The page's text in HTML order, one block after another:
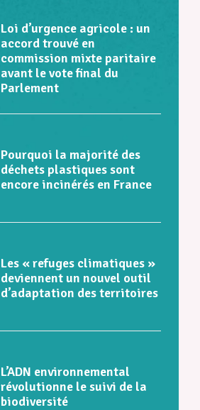
Loi d’urgence agricole : un
accord trouvé en
commission mixte paritaire
avant le vote final du
Parlement
Pourquoi la majorité des
déchets plastiques sont
encore incinérés en France
Les « refuges climatiques »
deviennent un nouvel outil
d’adaptation des territoires
L’ADN environnemental
révolutionne le suivi de la
biodiversité